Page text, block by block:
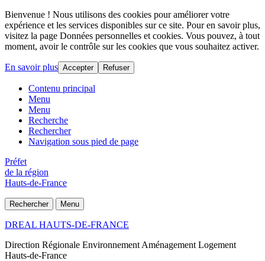
Bienvenue ! Nous utilisons des cookies pour améliorer votre
expérience et les services disponibles sur ce site. Pour en savoir plus,
visitez la page Données personnelles et cookies. Vous pouvez, à tout
moment, avoir le contrôle sur les cookies que vous souhaitez activer.
En savoir plus Accepter Refuser
Contenu principal
Menu
Menu
Recherche
Rechercher
Navigation sous pied de page
Préfet
de la région
Hauts-de-France
Rechercher Menu
DREAL HAUTS-DE-FRANCE
Direction Régionale Environnement Aménagement Logement
Hauts-de-France